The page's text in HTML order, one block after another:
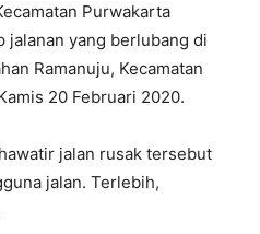
Purwakarta
yang berlubang di
Ramanuju, Kecamatan
20 Februari 2020.
jalan rusak tersebut
jalan. Terlebih,